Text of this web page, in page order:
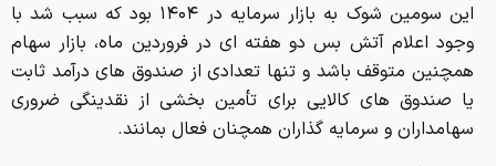
این سومین شوک به بازار سرمایه در ۱۴۰۴ بود که سبب شد با
وجود اعلام آتش بس دو هفته ای در فروردین ماه، بازار سهام
همچنین متوقف باشد و تنها تعدادی از صندوق های درآمد ثابت
یا صندوق های کالایی برای تأمین بخشی از نقدینگی ضروری
سهامداران و سرمایه گذاران همچنان فعال بمانند.